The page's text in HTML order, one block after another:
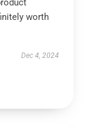
worth
Dec 4, 2024